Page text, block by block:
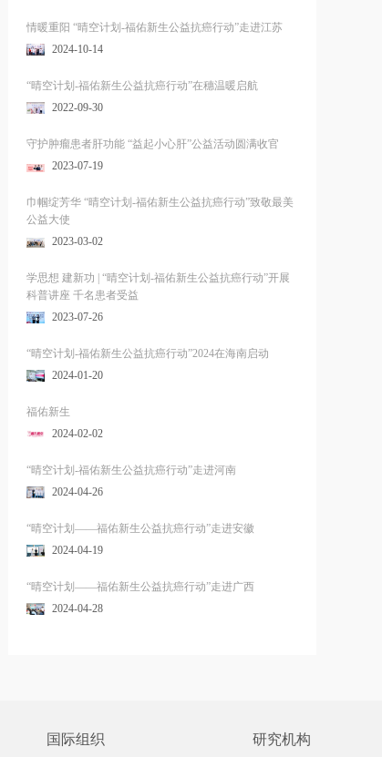
情暖重阳 “晴空计划-福佑新生公益抗癌行动”走进江苏
2024-10-14
“晴空计划-福佑新生公益抗癌行动”在穗温暖启航
2022-09-30
守护肿瘤患者肝功能 “益起小心肝”公益活动圆满收官
2023-07-19
巾帼绽芳华 “晴空计划-福佑新生公益抗癌行动”致敬最美
公益大使
2023-03-02
学思想 建新功 | “晴空计划-福佑新生公益抗癌行动”开展
科普讲座 千名患者受益
2023-07-26
“晴空计划-福佑新生公益抗癌行动”2024在海南启动
2024-01-20
福佑新生
2024-02-02
“晴空计划-福佑新生公益抗癌行动”走进河南
2024-04-26
“晴空计划——福佑新生公益抗癌行动”走进安徽
2024-04-19
“晴空计划——福佑新生公益抗癌行动”走进广西
2024-04-28
国际组织
研究机构